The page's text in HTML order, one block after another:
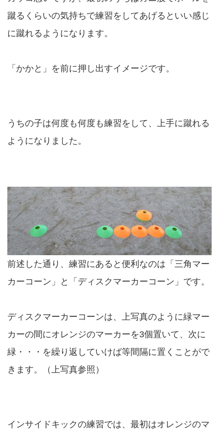
蹴るくらいの気持ちで練習をしてあげるといい感じ
に蹴れるようになります。
「かかと」を前に押し出すイメージです。
うちの子は何度も何度も練習をして、上手に蹴れる
ようになりました。
前述した通り、練習にあると便利なのは「三角マー
カーコーン」と「ディスクマーカーコーン」です。
ディスクマーカーコーンは、上写真のように緑マー
カーの間にオレンジのマーカーを3個置いて、次に
緑・・・を繰り返していけば等間隔に置くことがで
きます。（上写真参照）
インサイドキックの練習では、最初はオレンジのマ